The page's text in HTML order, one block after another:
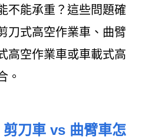
不能承重？這些問題確
刀式高空作業車、曲臂
高空作業車或車載式高
。
刀車 vs 曲臂車怎